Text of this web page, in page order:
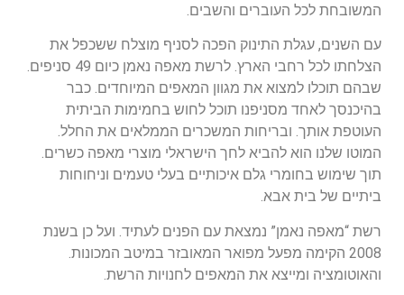
המשובחת לכל העוברים והשבים.
עם השנים, עגלת התינוק הפכה לסניף מוצלח ששכפל את
הצלחתו לכל רחבי הארץ. לרשת מאפה נאמן כיום 49 סניפים.
שבהם תוכלו למצוא את מגוון המאפים המיוחדים. כבר
בהיכנסך לאחד מסניפנו תוכל לחוש בחמימות הביתית
העוטפת אותך. ובריחות המשכרים הממלאים את החלל.
המוטו שלנו הוא להביא לחך הישראלי מוצרי מאפה כשרים.
תוך שימוש בחומרי גלם איכותיים בעלי טעמים וניחוחות
ביתיים של בית אבא.
רשת “מאפה נאמן” נמצאת עם הפנים לעתיד. ועל כן בשנת
2008 הקימה מפעל מפואר המאובזר במיטב המכונות.
והאוטומציה ומייצא את המאפים לחנויות הרשת.